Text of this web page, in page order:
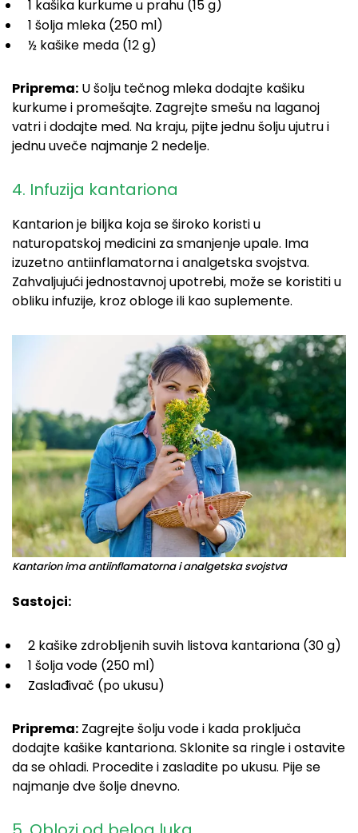
1 kašika kurkume u prahu (15 g)
1 šolja mleka (250 ml)
½ kašike meda (12 g)
Priprema: U šolju tečnog mleka dodajte kašiku
kurkume i promešajte. Zagrejte smešu na laganoj
vatri i dodajte med. Na kraju, pijte jednu šolju ujutru i
jednu uveče najmanje 2 nedelje.
4. Infuzija kantariona
Kantarion je biljka koja se široko koristi u
naturopatskoj medicini za smanjenje upale. Ima
izuzetno antiinflamatorna i analgetska svojstva.
Zahvaljujući jednostavnoj upotrebi, može se koristiti u
obliku infuzije, kroz obloge ili kao suplemente.
Kantarion ima antiinflamatorna i analgetska svojstva
Sastojci:
2 kašike zdrobljenih suvih listova kantariona (30 g)
1 šolja vode (250 ml)
Zaslađivač (po ukusu)
Priprema: Zagrejte šolju vode i kada proključa
dodajte kašike kantariona. Sklonite sa ringle i ostavite
da se ohladi. Procedite i zasladite po ukusu. Pije se
najmanje dve šolje dnevno.